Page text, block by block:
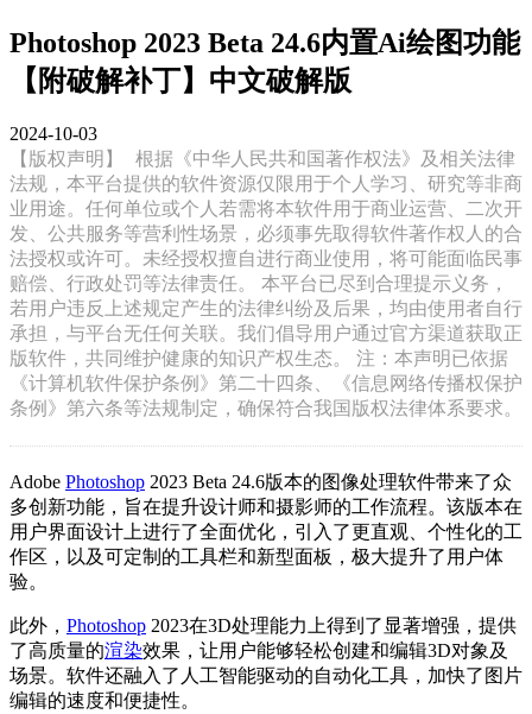
Photoshop 2023 Beta 24.6内置Ai绘图功能
【附破解补丁】中文破解版
2024-10-03
【版权声明】
根据《中华人民共和国著作权法》及相关法律
法规，本平台提供的软件资源仅限用于个人学习、研究等非商
业用途。任何单位或个人若需将本软件用于商业运营、二次开
发、公共服务等营利性场景，必须事先取得软件著作权人的合
法授权或许可。未经授权擅自进行商业使用，将可能面临民事
赔偿、行政处罚等法律责任。 本平台已尽到合理提示义务，
若用户违反上述规定产生的法律纠纷及后果，均由使用者自行
承担，与平台无任何关联。我们倡导用户通过官方渠道获取正
版软件，共同维护健康的知识产权生态。 注：本声明已依据
《计算机软件保护条例》第二十四条、《信息网络传播权保护
条例》第六条等法规制定，确保符合我国版权法律体系要求。
Adobe Photoshop 2023 Beta 24.6版本的图像处理软件带来了众
多创新功能，旨在提升设计师和摄影师的工作流程。该版本在
用户界面设计上进行了全面优化，引入了更直观、个性化的工
作区，以及可定制的工具栏和新型面板，极大提升了用户体
验。
此外， Photoshop 2023在3D处理能力上得到了显著增强，提供
了高质量的渲染效果，让用户能够轻松创建和编辑3D对象及
场景。软件还融入了人工智能驱动的自动化工具，加快了图片
编辑的速度和便捷性。